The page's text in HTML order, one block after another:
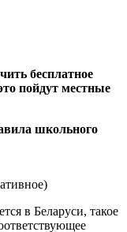
бесплатное
пойдут местные
в Беларуси, такое